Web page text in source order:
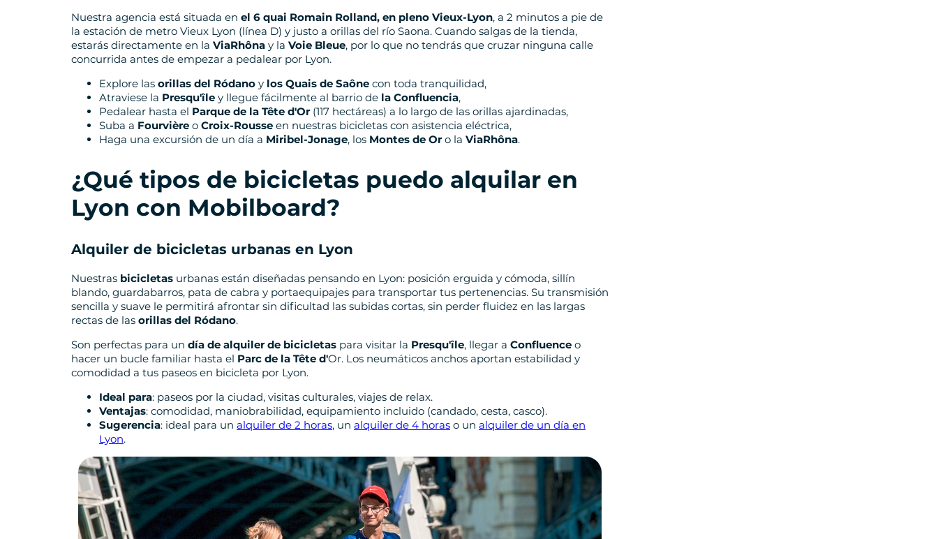
Nuestra agencia está situada en el 6 quai Romain Rolland, en pleno Vieux-Lyon, a 2 minutos a pie de
la estación de metro Vieux Lyon (línea D) y justo a orillas del río Saona. Cuando salgas de la tienda,
estarás directamente en la ViaRhôna y la Voie Bleue, por lo que no tendrás que cruzar ninguna calle
concurrida antes de empezar a pedalear por Lyon.
Explore las orillas del Ródano y los Quais de Saône con toda tranquilidad,
Atraviese la Presqu'île y llegue fácilmente al barrio de la Confluencia,
Pedalear hasta el Parque de la Tête d'Or(117 hectáreas) a lo largo de las orillas ajardinadas,
Suba a Fourvière o Croix-Rousse en nuestras bicicletas con asistencia eléctrica,
Haga una excursión de un día a Miribel-Jonage, los Montes de Oro la ViaRhôna.
¿Qué tipos de bicicletas puedo alquilar en
Lyon con Mobilboard?
Alquiler de bicicletas urbanas en Lyon
Nuestras bicicletas urbanas están diseñadas pensando en Lyon: posición erguida y cómoda, sillín
blando, guardabarros, pata de cabra y portaequipajes para transportar tus pertenencias. Su transmisión
sencilla y suave le permitirá afrontar sin dificultad las subidas cortas, sin perder fluidez en las largas
rectas de las orillas del Ródano.
Son perfectas para un día de alquiler de bicicletas para visitar la Presqu'île, llegar a Confluence o
hacer un bucle familiar hasta el Parc de la Tête d'Or. Los neumáticos anchos aportan estabilidad y
comodidad a tus paseos en bicicleta por Lyon.
Ideal para: paseos por la ciudad, visitas culturales, viajes de relax.
Ventajas: comodidad, maniobrabilidad, equipamiento incluido (candado, cesta, casco).
Sugerencia: ideal para un alquiler de 2 horas, un alquiler de 4 horas o un alquiler de un día en
Lyon.